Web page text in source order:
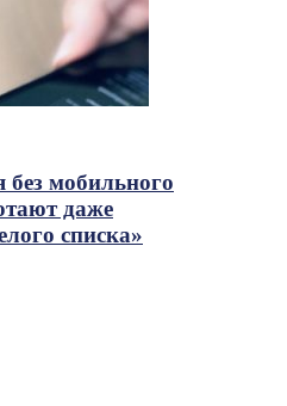
без мобильного
даже
списка»